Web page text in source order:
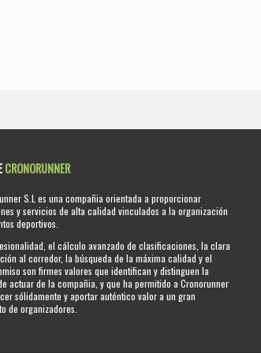
CRONORUNNER
S.L es una compañia orientada a proporcionar
y servicios de alta calidad vinculados a la organización
deportivos.
el cálculo avanzado de clasificaciones, la clara
al corredor, la búsqueda de la máxima calidad y el
son firmes valores que identifican y distinguen la
actuar de la compañia, y que ha permitido a Cronorunner
sólidamente y aportar auténtico valor a un gran
de organizadores.